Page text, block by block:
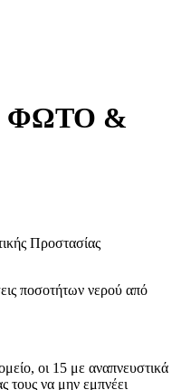
ΦΩΤΟ &
Προστασίας
ποσοτήτων νερού από
οι 15 με αναπνευστικά
τους να μην εμπνέει